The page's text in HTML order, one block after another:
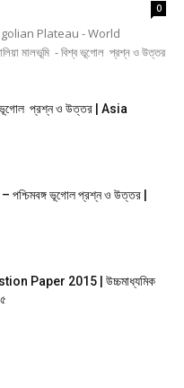
0
Plateau - World
মালভূমি - বিশ্ব ভূগোল প্রশ্ন ও উত্তর
ভূগোল প্রশ্ন ও উত্তর | Asia
– পশ্চিমবঙ্গ ভূগোল প্রশ্ন ও উত্তর |
Paper 2015 | উচ্চমাধ্যমিক